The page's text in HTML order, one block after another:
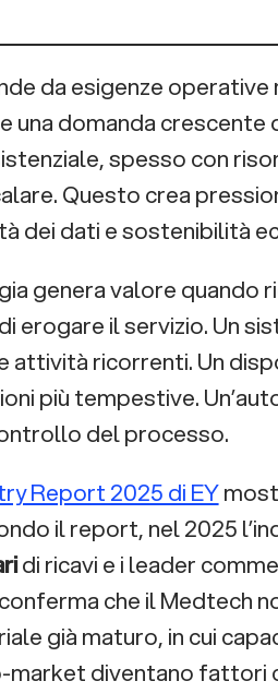
da esigenze operative
domanda crescente
spesso con
Questo crea
dei dati e sostenibilità
genera valore quando
erogare il servizio. Un
attività ricorrenti. Un
più tempestive.
del processo.
Report 2025 di EY
il report, nel 2025
di ricavi e i leader
che il Medtech
già maturo, in cui
diventano fattori